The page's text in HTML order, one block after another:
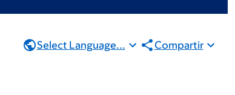
Select Language... Compartir